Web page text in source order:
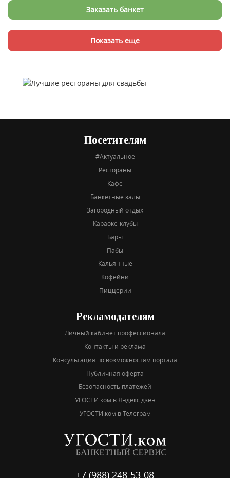
Заказать банкет
Показать еще
Посетителям
#Актуальное
Рестораны
Кафе
Банкетные залы
Загородный отдых
Караоке-клубы
Бары
Пабы
Кальянные
Кофейни
Пиццерии
Рекламодателям
Личный кабинет профессионала
Контакты и реклама
Консультация по возможностям портала
Публичная оферта
Безопасность платежей
УГОСТИ.ком в Яндекс дзен
УГОСТИ.ком в Телеграм
+7 (988) 248-53-08